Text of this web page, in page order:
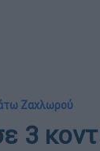
Ζαχλωρού
3